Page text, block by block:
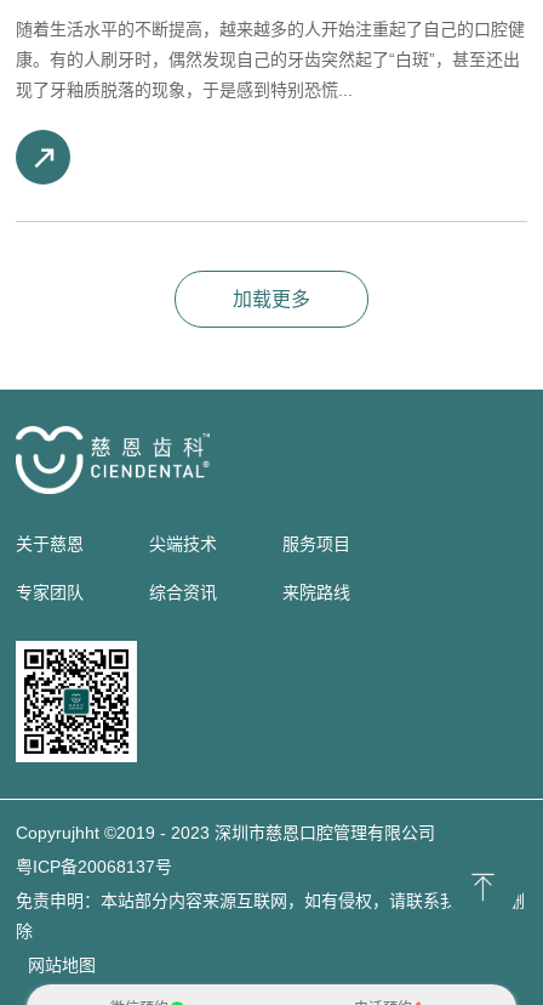
随着生活水平的不断提高，越来越多的人开始注重起了自己的口腔健
康。有的人刷牙时，偶然发现自己的牙齿突然起了“白斑”，甚至还出
现了牙釉质脱落的现象，于是感到特别恐慌...
关于慈恩 尖端技术 服务项目
专家团队 综合资讯 来院路线
Copyrujhht ©2019 - 2023 深圳市慈恩口腔管理有限公司
粤ICP备20068137号
免责申明：本站部分内容来源互联网，如有侵权，请联系我们立即删
除
网站地图